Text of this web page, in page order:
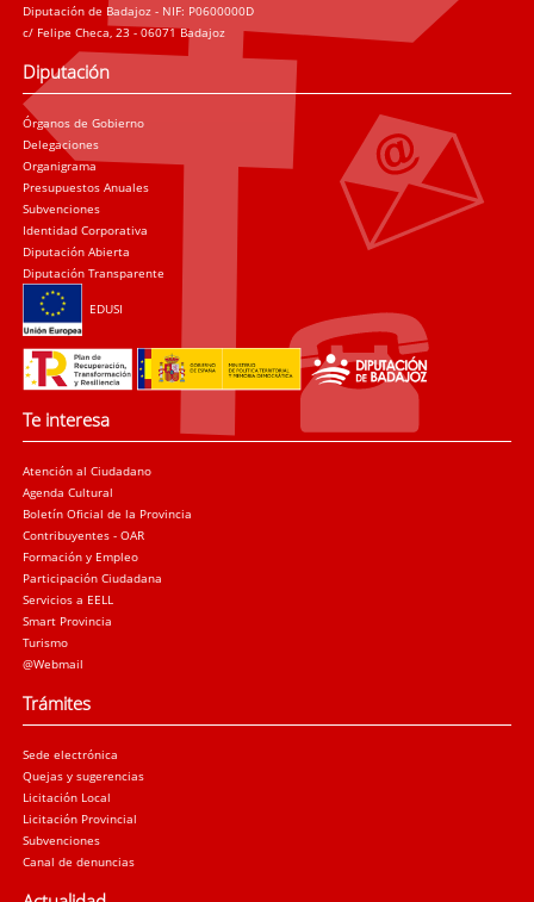
Diputación de Badajoz - NIF: P0600000D
c/ Felipe Checa, 23 - 06071 Badajoz
Diputación
Órganos de Gobierno
Delegaciones
Organigrama
Presupuestos Anuales
Subvenciones
Identidad Corporativa
Diputación Abierta
Diputación Transparente
EDUSI
Te interesa
Atención al Ciudadano
Agenda Cultural
Boletín Oficial de la Provincia
Contribuyentes - OAR
Formación y Empleo
Participación Ciudadana
Servicios a EELL
Smart Provincia
Turismo
@Webmail
Trámites
Sede electrónica
Quejas y sugerencias
Licitación Local
Licitación Provincial
Subvenciones
Canal de denuncias